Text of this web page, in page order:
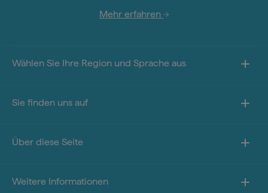
Mehr erfahren
Wählen Sie Ihre Region und Sprache aus
Sie finden uns auf
Über diese Seite
Weitere Informationen